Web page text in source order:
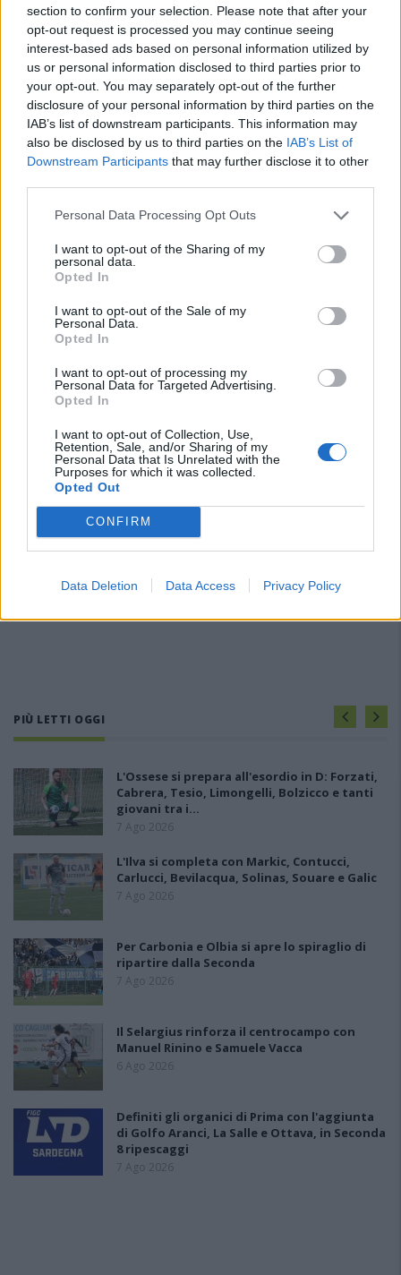
section to confirm your selection. Please note that after your
opt-out request is processed you may continue seeing
interest-based ads based on personal information utilized by
us or personal information disclosed to third parties prior to
your opt-out. You may separately opt-out of the further
disclosure of your personal information by third parties on the
IAB’s list of downstream participants. This information may
also be disclosed by us to third parties on the IAB’s List of
Downstream Participants that may further disclose it to other
Personal Data Processing Opt Outs
I want to opt-out of the Sharing of my
personal data.
Opted In
I want to opt-out of the Sale of my
Personal Data.
Opted In
I want to opt-out of processing my
Personal Data for Targeted Advertising.
Opted In
I want to opt-out of Collection, Use,
Retention, Sale, and/or Sharing of my
Personal Data that Is Unrelated with the
Purposes for which it was collected.
Opted Out
CONFIRM
Data Deletion Data Access Privacy Policy
25 Mag 2026
PIÙ LETTI OGGI
L'Ossese si prepara all'esordio in D: Forzati,
Cabrera, Tesio, Limongelli, Bolzicco e tanti
giovani tra i…
7 Ago 2026
L'Ilva si completa con Markic, Contucci,
Carlucci, Bevilacqua, Solinas, Souare e Galic
7 Ago 2026
Per Carbonia e Olbia si apre lo spiraglio di
ripartire dalla Seconda
7 Ago 2026
Il Selargius rinforza il centrocampo con
Manuel Rinino e Samuele Vacca
6 Ago 2026
Definiti gli organici di Prima con l'aggiunta
di Golfo Aranci, La Salle e Ottava, in Seconda
8 ripescaggi
7 Ago 2026